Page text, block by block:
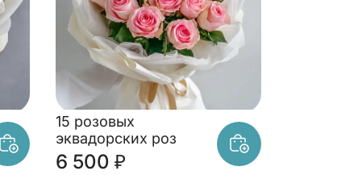
15 розовых
эквадорских роз
6 500 ₽